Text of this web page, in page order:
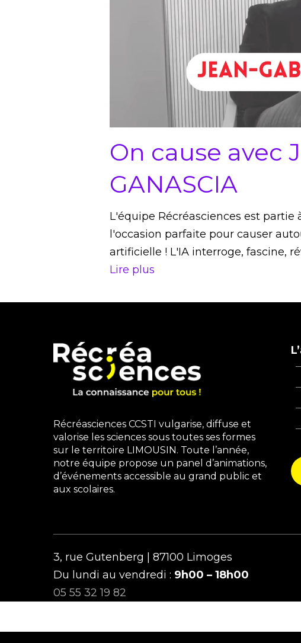
On cause avec
GANASCIA
L'équipe Récréasciences est partie
l'occasion parfaite pour causer
artificielle ! L'IA interroge, fascine,
Lire plus
Récréasciences CCSTI vulgarise, diffuse et
valorise les sciences sous toutes ses formes
sur le territoire LIMOUSIN. Toute l’année,
notre équipe propose un panel d’animations,
d’événements accessible au grand public et
aux scolaires.
3, rue Gutenberg | 87100 Limoges
Du lundi au vendredi : 9h00 – 18h00
05 55 32 19 82